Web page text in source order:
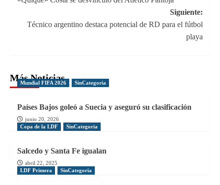
de
entradas
Siguiente:
Técnico argentino destaca potencial de RD para el fútbol
playa
Más Noticias
Mundial FIFA 2026 SinCategoria
Países Bajos goleó a Suecia y aseguró su clasificación
junio 20, 2026
Copa de la LDF
SinCategoria
Salcedo y Santa Fe igualan
abril 22, 2025
LDF Primera
SinCategoria